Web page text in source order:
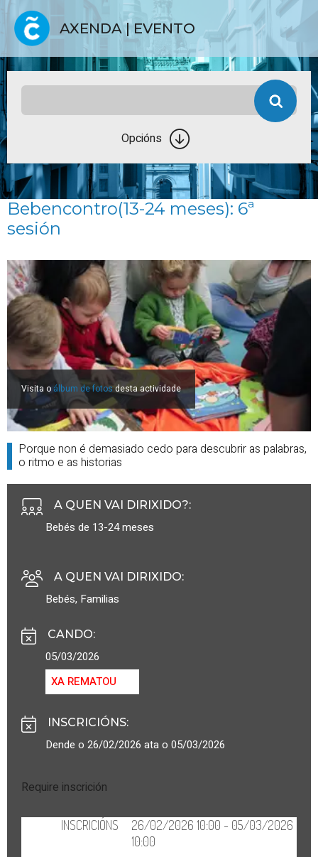
AXENDA | EVENTO
Opcións
Bebencontro(13-24 meses): 6ª
sesión
Visita oálbum de fotosdesta actividade
Porque non é demasiado cedo para descubrir as palabras,
o ritmo e as historias
A QUEN VAI DIRIXIDO?:
Bebés de 13-24 meses
A QUEN VAI DIRIXIDO:
Bebés, Familias
CANDO:
05/03/2026
XA REMATOU
INSCRICIÓNS:
Dende o 26/02/2026 ata o 05/03/2026
Require inscrición